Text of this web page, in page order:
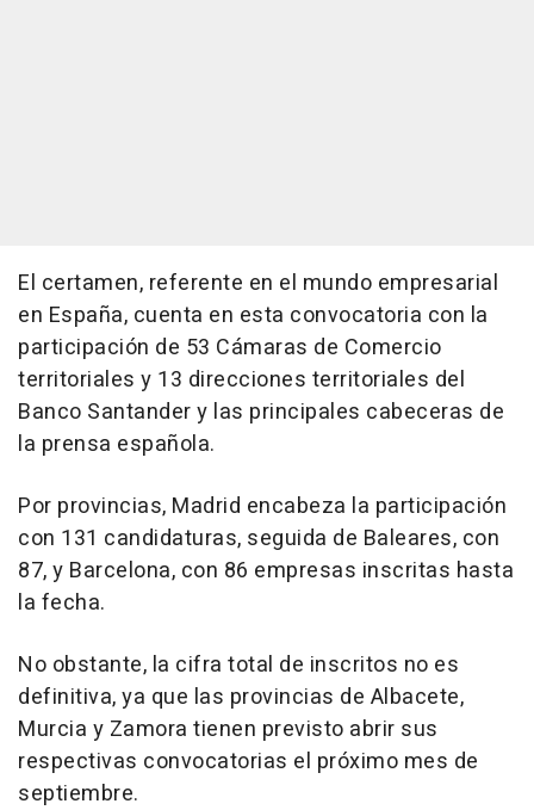
El certamen, referente en el mundo empresarial
en España, cuenta en esta convocatoria con la
participación de 53 Cámaras de Comercio
territoriales y 13 direcciones territoriales del
Banco Santander y las principales cabeceras de
la prensa española.
Por provincias, Madrid encabeza la participación
con 131 candidaturas, seguida de Baleares, con
87, y Barcelona, con 86 empresas inscritas hasta
la fecha.
No obstante, la cifra total de inscritos no es
definitiva, ya que las provincias de Albacete,
Murcia y Zamora tienen previsto abrir sus
respectivas convocatorias el próximo mes de
septiembre.